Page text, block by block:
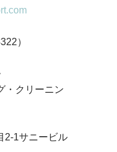
）
・クリーニン
2-1サニービル